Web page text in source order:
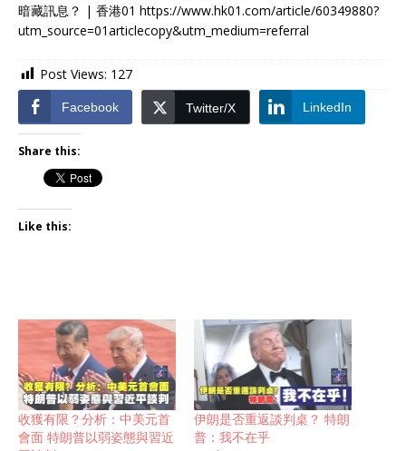
暗藏訊息？ | 香港01 https://www.hk01.com/article/60349880?
utm_source=01articlecopy&utm_medium=referral
Post Views: 127
Facebook Twitter/X LinkedIn
Share this:
Like this:
收獲有限？分析：中美元首
會面 特朗普以弱姿態與習近
伊朗是否重返談判桌？ 特朗
普：我不在乎